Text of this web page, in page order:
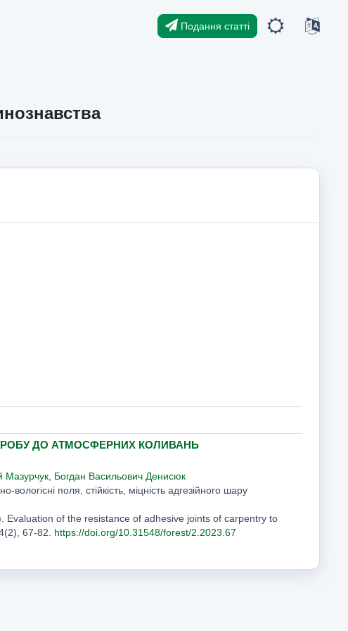
Подання статті
ДО АТМОСФЕРНИХ КОЛИВАНЬ
Мазурчук, Богдан Васильович Денисюк
поля, стійкість, міцність адгезійного шару
Evaluation of the resistance of adhesive joints of carpentry to
67-82. https://doi.org/10.31548/forest/2.2023.67